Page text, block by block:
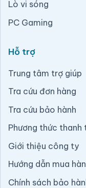
Lò vi sóng
PC Gaming
Hỗ trợ
Trung tâm trợ giúp
Tra cứu đơn hàng
Tra cứu bảo hành
Phương thức thanh
Giới thiệu công ty
Hướng dẫn mua
Chính sách bảo